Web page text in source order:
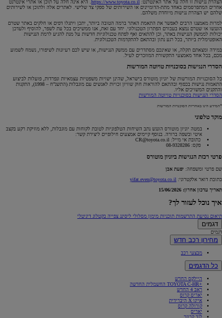
הצהרת נגישות זו חלה על אתר האינטרנט: https://www.toyota.co.il . היא אינה חלה על תוכן או אתרי אינטרנט
אחרים המתפרסמים באחד מתת-הדומיינים או השירותים של ספקי צד שלישי. לאתרים אלה ולתוכן או לשירותים
שלהם יש הצהרת נגישות מיוחדת משלהם.
למרות מאמצנו הרבים לאפשר את התאמת האתר ברמה הטובה ביותר, יתכן ויתגלו דפים או חלקים באתר שטרם
הונגשו או שטרם נמצא בעבורם הפתרון הטכנולוגי. יחד עם זאת, אנו ממשיכים בכל עת לשפר, להוסיף ולעדכן
יכולות לממשק הנגישות באתר, וכן להתאים ואף לפתח טכנולוגיות חדשות על מנת להגיע לרמת הנגישות
האופטימלית ביותר, בכל רגע נתון ובהתאם להתקדמות הטכנולוגית.
במידה ומצאתם תקלה, או שאינכם מסתדרים עם ממשק הנגישות, או שיש לכם רעיונות לשיפורו, נשמח לשמוע
מכם, בכל אחד מאמצעי התקשורת המוזכרים לעיל.
הסדרי הנגישות בסוכנויות טויוטה המורשות
כל הסוכנויות המורשות של יוניון מוטורס בישראל, שהינן ישויות משפטיות עצמאיות ונפרדות, פועלות לביצוע
התאמות נגישות בכפוף ובהתאם להוראות חוק שוויון זכויות לאנשים עם מוגבלות (התשנ”ח – 1998), התקנות
והתקנים המשויכים אליו.
הסדרי הנגישות בסוכנויות טויוטה המורשות
*המידע הינו באחריות הסוכנויות המורשות
מוקד טלפוני
במטה יוניון מוטורס הונגש נתב השיחות הטלפוניות לטובת לקוחות עם מוגבלות, ללא מוזיקת רקע בקצב
איטי ובשפה ברורה. בנוסף קיימים אמצעים חילופיים ליצירת קשר:
כתובת אי מייל: CR@toyota.co.il
פקס: 08-9328286
פרטי רכזת הנגישות ביוניון מוטורס
שם פרטי ומשפחה: יפעת אבן
כתובת דואר אלקטרוני: yifat.even@toyota.co.il
תאריך עדכון אחרון: 15/06/2026
איך נוכל לעזור לך?
תיאום נסיעת התרשמות תוכניות מימון מסלולי ליסינג צפייה בקטלוג דיגיטלי
דגמים
דגמים
מחירון רכב חדש
מבצעי רכב
כל הדגמים
היילקס החדש
+TOYOTA C-HR החשמלית החדשה
ראב 4 החדש
יאריס קרוס
אייגו X היברידית
קורולה קרוס
יאריס
לנד קרוזר